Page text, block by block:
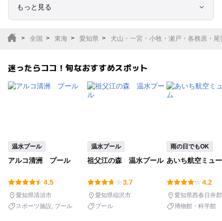
もっと見る
サファリパーク
植物園・フラワーパー
ク
釣り
潮干狩り 社会見学
全国 東海 愛知県 犬山・一宮・小牧・瀬戸・各務原・尾
迷ったらココ！旬なおすすめスポット
温水プール
アルコ清洲 プール
4.5
愛知県清須市
スポーツ施設 プール
温水プール
祖父江の森 温水プール
3.7
愛知県稲沢市
プール
雨の日でもOK
あいち航空ミュ
4.2
愛知県西春日井
博物館・科学館